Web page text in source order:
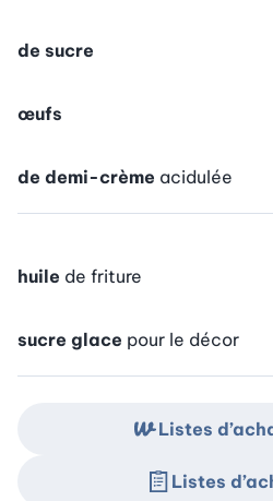
de sucre
œufs
de demi-crème acidulée
huile de friture
sucre glace pour le décor
Listes
Listes